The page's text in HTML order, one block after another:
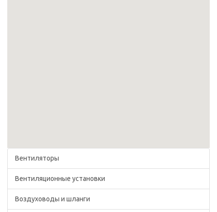
Вентиляторы
Вентиляционные установки
Воздуховоды и шланги